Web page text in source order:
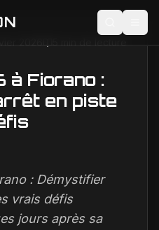
disponible
Fiorano :
en piste
: Démystifier
vrais défis
jours après sa